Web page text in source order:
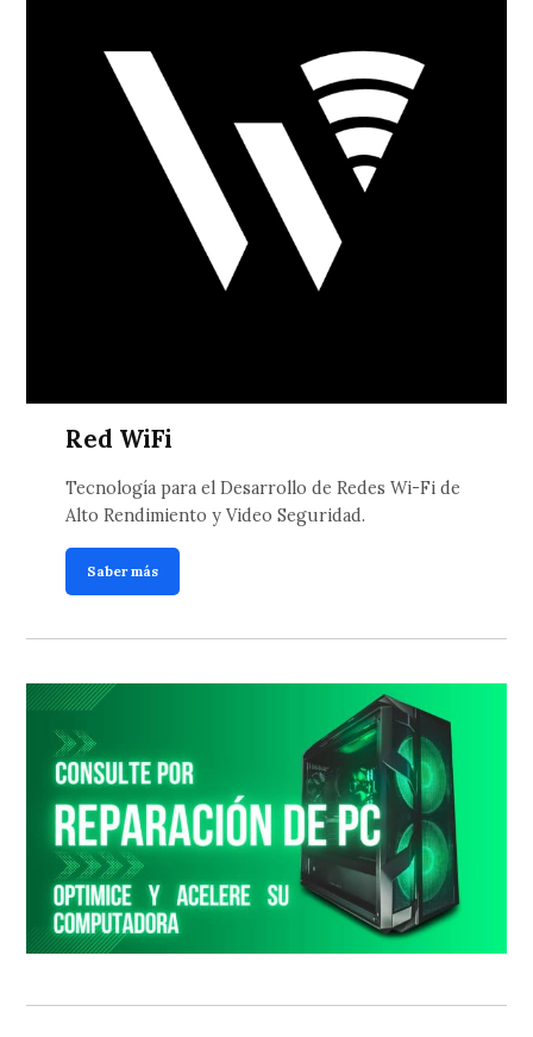
Red WiFi
Tecnología para el Desarrollo de Redes Wi-Fi de
Alto Rendimiento y Video Seguridad.
Saber más